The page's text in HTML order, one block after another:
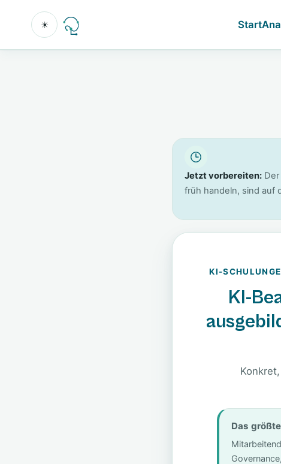
Start
☀
Jetzt vorbereiten:
früh handeln, sind auf
KI-
KI-
Das